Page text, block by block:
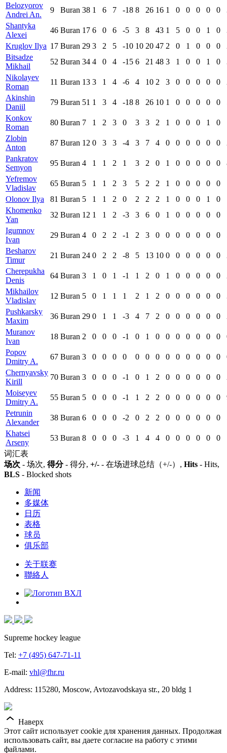
Belozyorov
Andrei An.
9 Buran 38 1 6 7 -18 8 26 16 1 0 0 0 0 0
Shantyka
Alexei
46 Buran 17 6 0 6 -5 3 8 43 1 5 0 0 1 0
Kruglov Ilya 17 Buran 29 3 2 5 -10 10 20 47 2 0 1 0 0 0
Bitsadze
Mikhail
52 Buran 34 4 0 4 -15 6 21 48 3 1 0 0 1 0
Nikolayev
Roman
11 Buran 13 3 1 4 -6 4 10 2 3 0 0 0 0 0
Akinshin
Daniil
79 Buran 51 1 3 4 -18 8 26 10 1 0 0 0 0 0
Konkov
Roman
80 Buran 7 1 2 3 0 3 3 2 1 0 0 0 1 0
Zlobin
Anton
87 Buran 12 0 3 3 -4 3 7 4 0 0 0 0 0 0
Pankratov
Semyon
95 Buran 4 1 1 2 1 3 2 0 1 0 0 0 0 0
Yefremov
Vladislav
65 Buran 5 1 1 2 3 5 2 2 1 0 0 0 0 0
Olonov Ilya
81 Buran 5 1 1 2 0 2 2 2 1 0 0 0 1 0
Khomenko
Yan
32 Buran 12 1 1 2 -3 3 6 0 1 0 0 0 0 0
Igumnov
Ivan
29 Buran 4 0 2 2 -1 2 3 0 0 0 0 0 0 0
Besharov
Timur
21 Buran 24 0 2 2 -8 5 13 10 0 0 0 0 0 0
Cherepukha
Denis
64 Buran 3 1 0 1 -1 1 2 0 1 0 0 0 0 0
Mikhailov
Vladislav
12 Buran 5 0 1 1 1 2 1 2 0 0 0 0 0 0
Pushkarsky
Maxim
36 Buran 29 0 1 1 -3 4 7 2 0 0 0 0 0 0
Muranov
Ivan
18 Buran 2 0 0 0 -1 0 1 0 0 0 0 0 0 0
Popov
Dmitry A.
67 Buran 3 0 0 0 0 0 0 0 0 0 0 0 0 0
Chernyavsky
Kirill
70 Buran 3 0 0 0 -1 0 1 2 0 0 0 0 0 0
Moiseyev
Dmitry A.
55 Buran 5 0 0 0 -1 1 2 2 0 0 0 0 0 0
Petrunin
Alexander
38 Buran 6 0 0 0 -2 0 2 2 0 0 0 0 0 0
Khatsei
Arseny
53 Buran 8 0 0 0 -3 1 4 4 0 0 0 0 0 0
词汇表
场次 - 场次, 得分- 得分, +/- - 在场进球总结（+/-）, Hits - Hits,
BLS - Blocked shots
新闻
多媒体
日历
表格
球员
俱乐部
关于联赛
聯絡人
Supreme hockey league
Tel: +7 (495) 647-71-11
E-mail: vhl@fhr.ru
Address: 115280, Moscow, Avtozavodskaya str., 20 bldg 1
Наверх
Этот сайт использует cookie для хранения данных. Продолжая
использовать сайт, вы даете согласие на работу с этими
файлами.